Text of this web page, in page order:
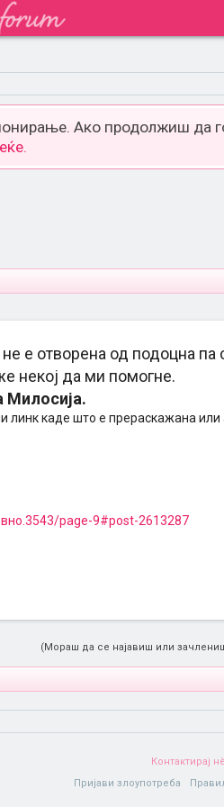
Ако продолжиш да
е отворена од подоцна па
некој да ми помогне.
Милосија.
каде што е прераскажана или
page-9#post-2613287
(Мораш да се најавиш или
Контактирај нè
Пријави злоупотреба